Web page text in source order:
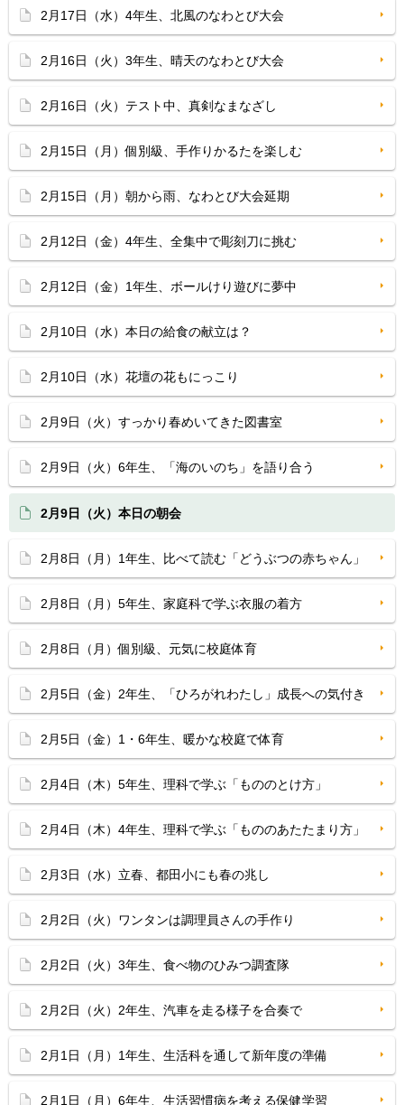
2月17日（水）4年生、北風のなわとび大会
2月16日（火）3年生、晴天のなわとび大会
2月16日（火）テスト中、真剣なまなざし
2月15日（月）個別級、手作りかるたを楽しむ
2月15日（月）朝から雨、なわとび大会延期
2月12日（金）4年生、全集中で彫刻刀に挑む
2月12日（金）1年生、ボールけり遊びに夢中
2月10日（水）本日の給食の献立は？
2月10日（水）花壇の花もにっこり
2月9日（火）すっかり春めいてきた図書室
2月9日（火）6年生、「海のいのち」を語り合う
2月9日（火）本日の朝会
2月8日（月）1年生、比べて読む「どうぶつの赤ちゃん」
2月8日（月）5年生、家庭科で学ぶ衣服の着方
2月8日（月）個別級、元気に校庭体育
2月5日（金）2年生、「ひろがれわたし」成長への気付き
2月5日（金）1・6年生、暖かな校庭で体育
2月4日（木）5年生、理科で学ぶ「もののとけ方」
2月4日（木）4年生、理科で学ぶ「もののあたたまり方」
2月3日（水）立春、都田小にも春の兆し
2月2日（火）ワンタンは調理員さんの手作り
2月2日（火）3年生、食べ物のひみつ調査隊
2月2日（火）2年生、汽車を走る様子を合奏で
2月1日（月）1年生、生活科を通して新年度の準備
2月1日（月）6年生、生活習慣病を考える保健学習